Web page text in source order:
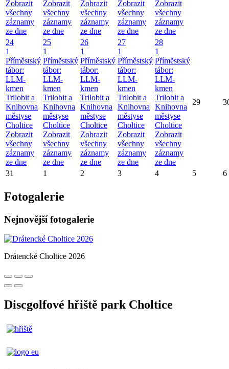
Zobrazit
všechny
záznamy
ze dne
Zobrazit
všechny
záznamy
ze dne
Zobrazit
všechny
záznamy
ze dne
Zobrazit
všechny
záznamy
ze dne
Zobrazit
všechny
záznamy
ze dne
24
1
Příměstský
tábor:
LLM-
kmen
Trilobit a
Knihovna
městyse
Choltice
Zobrazit
všechny
záznamy
ze dne
25
1
Příměstský
tábor:
LLM-
kmen
Trilobit a
Knihovna
městyse
Choltice
Zobrazit
všechny
záznamy
ze dne
26
1
Příměstský
tábor:
LLM-
kmen
Trilobit a
Knihovna
městyse
Choltice
Zobrazit
všechny
záznamy
ze dne
27
1
Příměstský
tábor:
LLM-
kmen
Trilobit a
Knihovna
městyse
Choltice
Zobrazit
všechny
záznamy
ze dne
28
1
Příměstský
tábor:
LLM-
kmen
Trilobit a
Knihovna
městyse
Choltice
Zobrazit
všechny
záznamy
ze dne
29
31 1 2 3 4 5 6
Fotogalerie
Nejnovější fotogalerie
Drátencké Choltice 2026
Discgolfové hřiště park Choltice